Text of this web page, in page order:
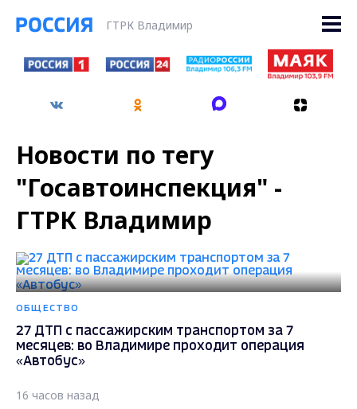
ГТРК Владимир
Новости по тегу
"Госавтоинспекция" -
ГТРК Владимир
ОБЩЕСТВО
27 ДТП с пассажирским транспортом за 7
месяцев: во Владимире проходит операция
«Автобус»
16 часов назад